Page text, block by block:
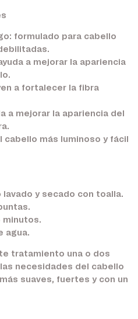
formulado para cabello
a mejorar la apariencia
a fortalecer la fibra
a mejorar la apariencia del
cabello más luminoso y fácil
y secado con toalla.
minutos.
agua.
tratamiento una o dos
necesidades del cabello
suaves, fuertes y con un